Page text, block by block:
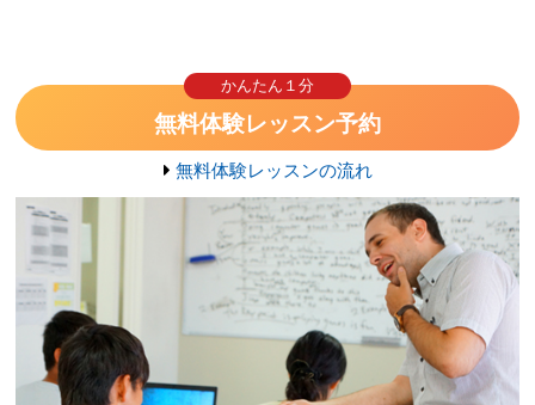
かんたん１分
無料体験レッスン予約
無料体験レッスンの流れ